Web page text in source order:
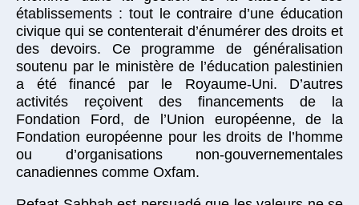
établissements : tout le contraire d’une éducation
civique qui se contenterait d’énumérer des droits et
des devoirs. Ce programme de généralisation
soutenu par le ministère de l’éducation palestinien
a été financé par le Royaume-Uni. D’autres
activités reçoivent des financements de la
Fondation Ford, de l’Union européenne, de la
Fondation européenne pour les droits de l’homme
ou d’organisations non-gouvernementales
canadiennes comme Oxfam.